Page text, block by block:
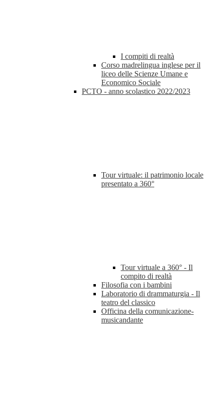
I compiti di realtà
Corso madrelingua inglese per il
liceo delle Scienze Umane e
Economico Sociale
PCTO - anno scolastico 2022/2023
Tour virtuale: il patrimonio locale
presentato a 360°
Tour virtuale a 360° - Il
compito di realtà
Filosofia con i bambini
Laboratorio di drammaturgia - Il
teatro del classico
Officina della comunicazione-
musicandante